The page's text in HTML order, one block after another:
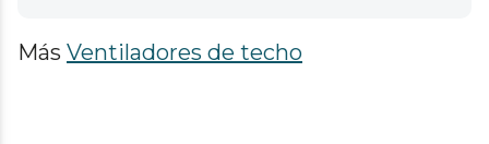
Más Ventiladores de techo